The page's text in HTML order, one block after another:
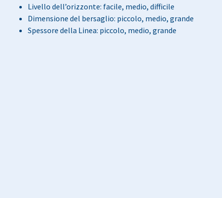
Livello dell’orizzonte: facile, medio, difficile
Dimensione del bersaglio: piccolo, medio, grande
Spessore della Linea: piccolo, medio, grande